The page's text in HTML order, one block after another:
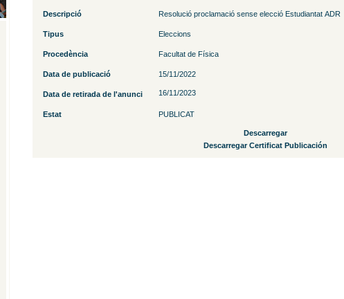
Descripció Resolució proclamació sense elecció Estudiantat ADR
Tipus Eleccions
Procedència Facultat de Física
Data de publicació 15/11/2022
Data de retirada de l'anunci 16/11/2023
Estat PUBLICAT
Descarregar
Descarregar Certificat Publicación